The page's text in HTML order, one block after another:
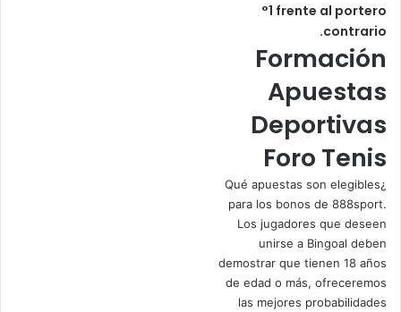
°1 frente al portero
contrario.
Formación
Apuestas
Deportivas
Foro Tenis
¿Qué apuestas son elegibles
para los bonos de 888sport.
Los jugadores que deseen
unirse a Bingoal deben
demostrar que tienen 18 años
de edad o más, ofreceremos
las mejores probabilidades